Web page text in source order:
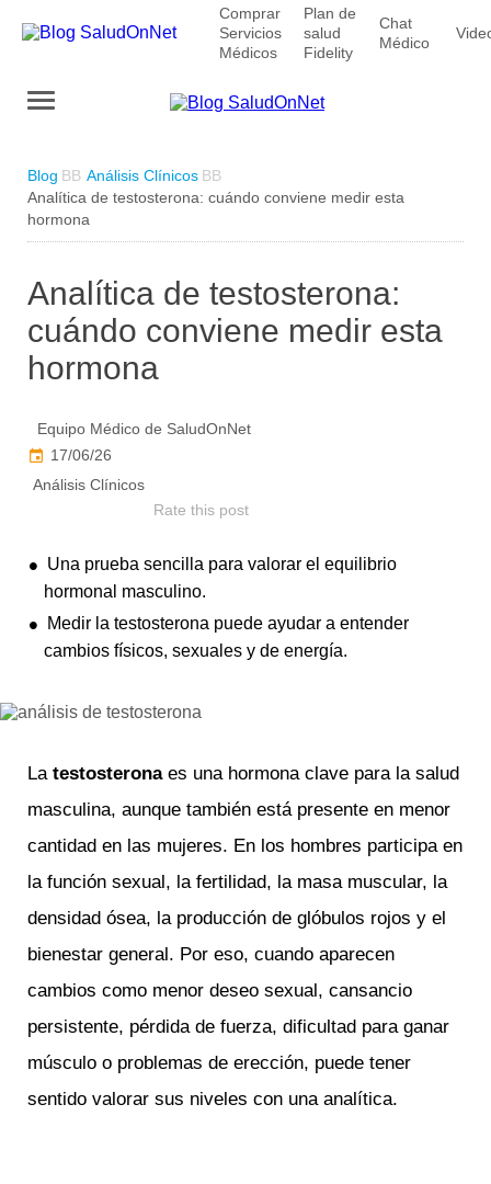
Comprar
Servicios
Médicos
Plan de
salud
Fidelity
Chat
Médico
Blog
Análisis Clínicos
Analítica de testosterona: cuándo conviene medir esta
hormona
Analítica de testosterona:
cuándo conviene medir esta
hormona
Equipo Médico de SaludOnNet
17/06/26
Análisis Clínicos
Rate this post
Una prueba sencilla para valorar el equilibrio
hormonal masculino.
Medir la testosterona puede ayudar a entender
cambios físicos, sexuales y de energía.
La testosteronaes una hormona clave para la salud
masculina, aunque también está presente en menor
cantidad en las mujeres. En los hombres participa en
la función sexual, la fertilidad, la masa muscular, la
densidad ósea, la producción de glóbulos rojos y el
bienestar general. Por eso, cuando aparecen
cambios como menor deseo sexual, cansancio
persistente, pérdida de fuerza, dificultad para ganar
músculo o problemas de erección, puede tener
sentido valorar sus niveles con una analítica.